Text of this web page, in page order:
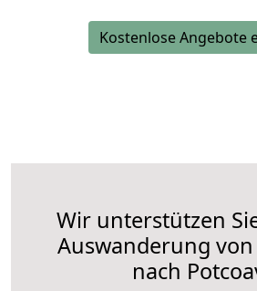
Kostenlose Angebote
Wir unterstützen
Auswanderung
nach